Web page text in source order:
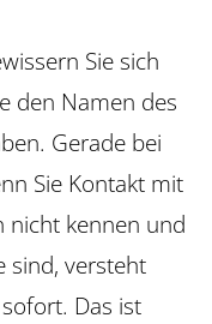
Sie sich
den Namen des
Gerade bei
Sie Kontakt mit
nicht kennen und
sind, versteht
Das ist